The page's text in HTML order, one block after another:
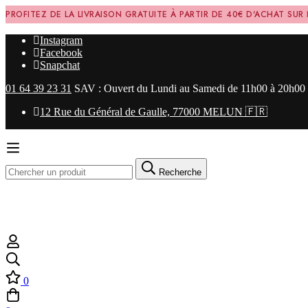
PROFITEZ DE LA LIVRAISON GRATUITE À PARTIR DE 40€ D'ACHAT
Instagram
Facebook
Snapchat
01 64 39 23 31 SAV : Ouvert du Lundi au Samedi de 11h00 à 20h00
12 Rue du Général de Gaulle, 77000 MELUN 🇫🇷
Recherche
0